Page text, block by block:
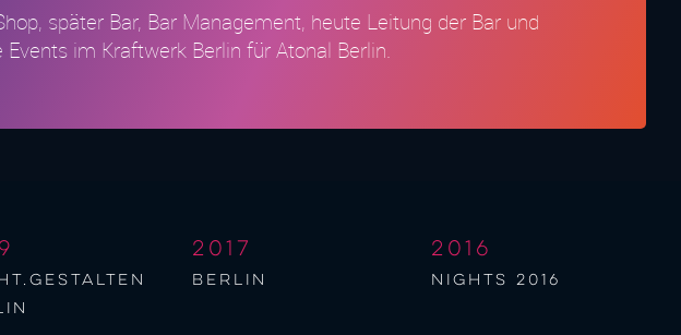
später Bar, Bar Management, heute Leitung der Bar und
im Kraftwerk Berlin für Atonal Berlin.
2017
berlin
2016
NIGHTS 2016